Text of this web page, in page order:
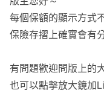
每個保額的顯示方式
保險存摺上確實會有
有問題歡迎問版上的
也可以點擊放大鏡加